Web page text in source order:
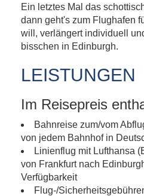
Ein letztes Mal das
dann geht's zum Flughafen
will, verlängert individuell
bisschen in Edinburgh.
LEISTUNGEN
Im Reisepreis
Bahnreise zum/vom
von jedem Bahnhof in
Linienflug mit Lufthansa
von Frankfurt nach
Verfügbarkeit
Flug-/